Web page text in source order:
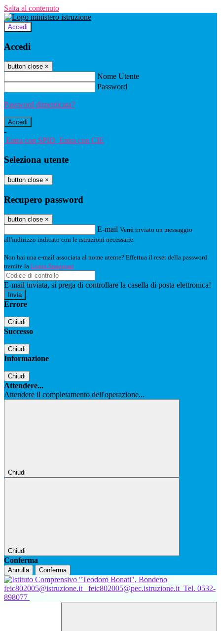
Salta al contenuto
Accedi
Accedi
button close ×
Nome Utente
Password
Password dimenticata?
-
Entra con SPID Entra con CIE
Seleziona utente
button close ×
Recupero password
button close ×
E-mail Verrà inviato un messaggio
all'indirizzo indicato con le istruzioni necessarie.
Non hai una e-mail associata al nome utente? Effettua il reset della password
tramite la Login Spaggiari
E-mail inviata, si prega di controllare la casella di posta elettronica!
Errore
Chiudi
Successo
Chiudi
Informazione
Chiudi
Attendere...
Attendere il completamento dell'operazione...
Chiudi
Chiudi
Conferma
Annulla Conferma
feic802005@istruzione.it feic802005@pec.istruzione.it Tel. 0532-
898077